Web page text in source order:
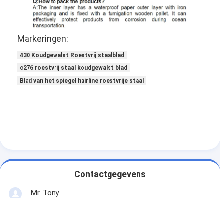
Markeringen:
430 Koudgewalst Roestvrij staalblad
c276 roestvrij staal koudgewalst blad
Blad van het spiegel hairline roestvrije staal
Contactgegevens
Mr. Tony